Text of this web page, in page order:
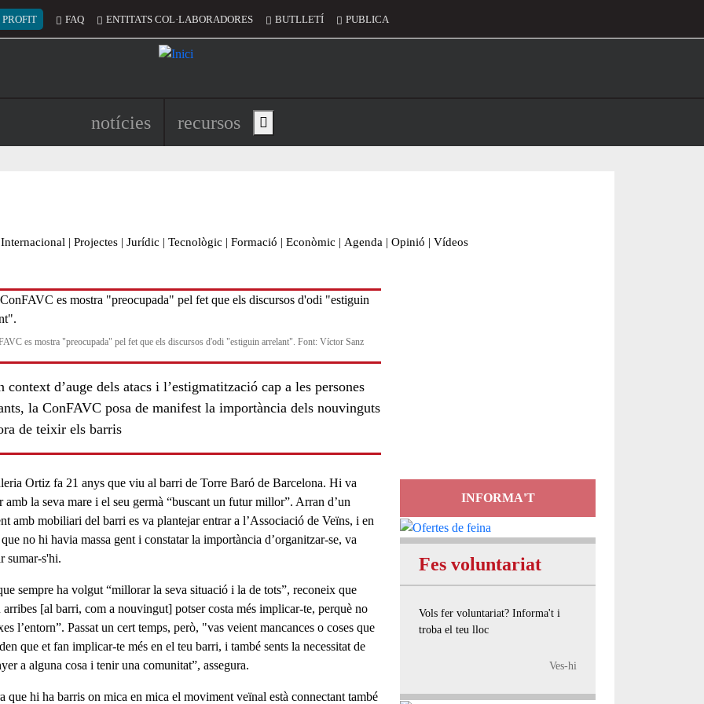
del compte d'usuari
PROFIT FAQ ENTITATS COL·LABORADORES BUTLLETÍ PUBLICA
Navegació principal de l'encapçalament
notícies recursos Show main menu
Internacional | Projectes | Jurídic | Tecnològic | Formació | Econòmic | Agenda | Opinió | Vídeos
es mostra "preocupada" pel fet que els discursos d'odi "estiguin arrelant". Font: Víctor Sanz
context d’auge dels atacs i l’estigmatització cap a les persones
la ConFAVC posa de manifest la importància dels nouvinguts
de teixir els barris
Ortizfa 21 anys que viu al barri de Torre Baróde Barcelona. Hi va
amb la seva mare i el seu germà “buscant un futur millor”. Arran d’un
amb mobiliari del barri es va plantejar entrar a l’Associació de Veïns, i en
no hi havia massa gent i constatar la importància d’organitzar-se, va
sumar-s'hi.
sempre ha volgut “millorar la seva situació i la de tots”, reconeix que
arribes[al barri, com a nouvingut] potser costa més implicar-te, perquè no
l’entorn”. Passat un cert temps, però, "vas veient mancances o coses que
que et fan implicar-te més en el teu barri, i també sents la necessitat de
a alguna cosa i tenir una comunitat”, assegura.
que hi ha barris on mica en mica el moviment veïnal està connectant també
INFORMA'T
Fes voluntariat
Vols fer voluntariat? Informa't i
troba el teu lloc
Ves-hi